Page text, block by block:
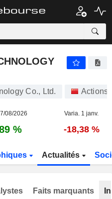
Co., Ltd. Actions
08/2026 Varia. 1 janv.
% -18,38 %
Actualités
Faits marquants